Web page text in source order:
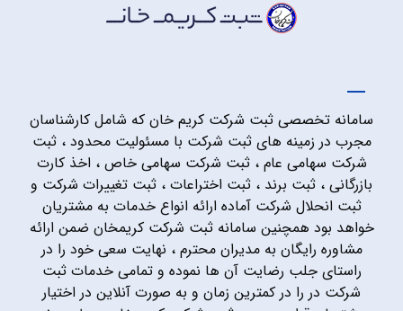
سامانه تخصصی ثبت شرکت کریم خان که شامل کارشناسان
مجرب در زمینه های ثبت شرکت با مسئولیت محدود ، ثبت
شرکت سهامی عام ، ثبت شرکت سهامی خاص ، اخذ کارت
بازرگانی ، ثبت برند ، ثبت اختراعات ، ثبت تغییرات شرکت و
ثبت انحلال شرکت آماده ارائه انواع خدمات به مشتریان
خواهد بود همچنین سامانه ثبت شرکت کریمخان ضمن ارائه
مشاوره رایگان به مدیران محترم ، نهایت سعی خود را در
راستای جلب رضایت آن ها نموده و تمامی خدمات ثبت
شرکت در را در کمترین زمان و به صورت آنلاین در اختیار